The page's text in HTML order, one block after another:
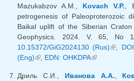
Mazukabzov A.M., Kovach V.P. ,
petrogenesis of Paleoproterozoic
Baikal uplift of the Siberian
Geophysics. 2024. V. 65, No
10.15372/GiG2024130 (Rus)
(Eng)(внешняя ссылка)
EDN: OHKDPA(внешняя
Дриль С.И., Иванова А.А.